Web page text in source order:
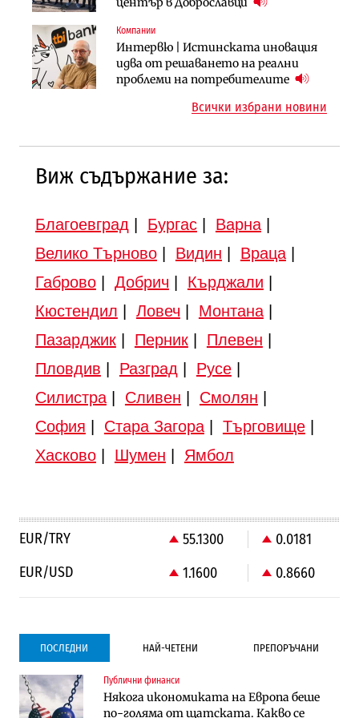
Компании
Интервю | Истинската иновация
идва от решаването на реални
проблеми на потребителите
Инфраструктура
АПИ възложи промяната на
парцеларния план за
Инфраструктура
Вторият мост над Варненското
езеро става част от бъдещата
Всички избрани новини
Виж съдържание за:
Благоевград Бургас| Варна|
Велико Търново| Видин Враца|
Габрово| Добрич Кърджали
Кюстендил
Ловеч Монтана|
Пазарджик| Перник| Плевен
Пловдив
Разград Русе|
Силистра| Сливен Смолян
София
Стара Загора| Търговище|
Хасково| Шумен Ямбол
EUR/TRY 55.1300
0.0181
EUR/USD
1.1600 0.8660
ПОСЛЕДНИ НАЙ-ЧЕТЕНИ ПРЕПОРЪЧАНИ
Публични финанси
Някога икономиката на Европа беше
по-голяма от щатската. Какво се
Градоустройство
Столична община избра изпълнител за
преместването на трамвайното
Компании
Vivacom предлага над 150 устройства с
90% отстъпка през август